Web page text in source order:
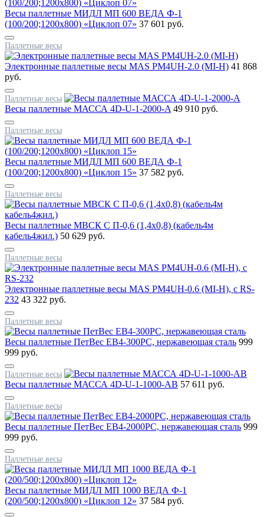
Весы паллетные МИДЛ МП 600 ВЕДА Ф-1
(100/200;1200x800) «Циклоп 07» 37 601 руб.
Паллетные весы
Электронные паллетные весы MAS PM4UH-2.0 (MI-H) 41 868
руб.
Паллетные весы
Весы паллетные МАССА 4D-U-1-2000-A 49 910 руб.
Паллетные весы
Весы паллетные МИДЛ МП 600 ВЕДА Ф-1
(100/200;1200x800) «Циклоп 15» 37 582 руб.
Паллетные весы
Весы паллетные МВСК С П-0,6 (1,4х0,8) (кабель4м
кабель4жил.) 50 629 руб.
Паллетные весы
Электронные паллетные весы MAS PM4UH-0.6 (MI-H), с RS-
232 43 322 руб.
Паллетные весы
Весы паллетные ПетВес EB4-300PC, нержавеющая сталь 999
999 руб.
Паллетные весы
Весы паллетные МАССА 4D-U-1-1000-AB 57 611 руб.
Паллетные весы
Весы паллетные ПетВес EB4-2000PC, нержавеющая сталь 999
999 руб.
Паллетные весы
Весы паллетные МИДЛ МП 1000 ВЕДА Ф-1
(200/500;1200x800) «Циклоп 12» 37 584 руб.